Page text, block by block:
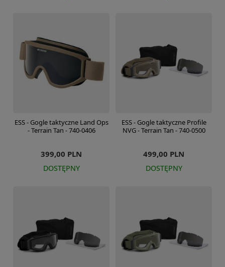
ESS - Gogle taktyczne Land Ops
- Terrain Tan - 740-0406
399,00 PLN
DOSTĘPNY
ESS - Gogle taktyczne Profile
NVG - Terrain Tan - 740-0500
499,00 PLN
DOSTĘPNY